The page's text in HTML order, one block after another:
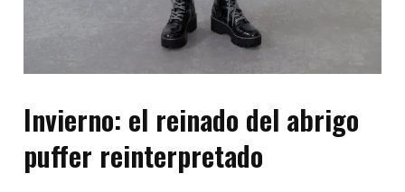
Invierno: el reinado del abrigo
puffer reinterpretado